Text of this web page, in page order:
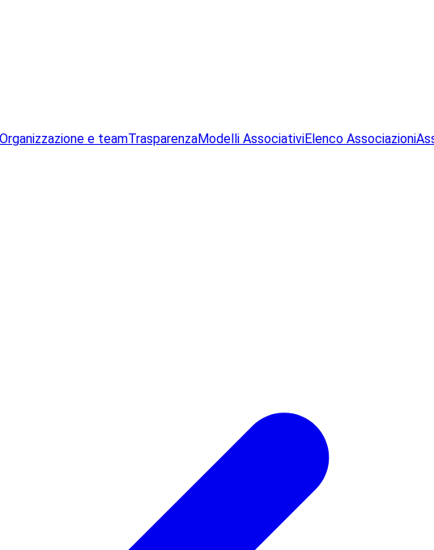
Organizzazione e teamTrasparenzaModelli AssociativiElenco Associazioni